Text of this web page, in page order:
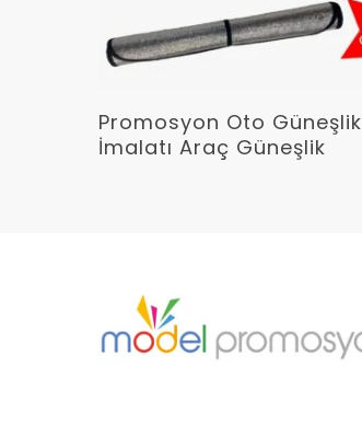
Devamını Oku
Promosyon Oto Güneşlik
İmalatı Araç Güneşlik